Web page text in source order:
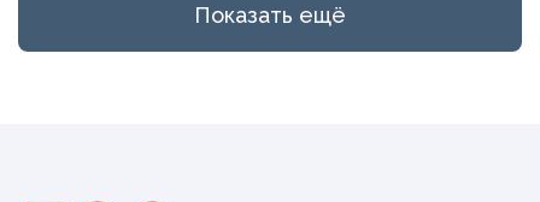
Показать ещё